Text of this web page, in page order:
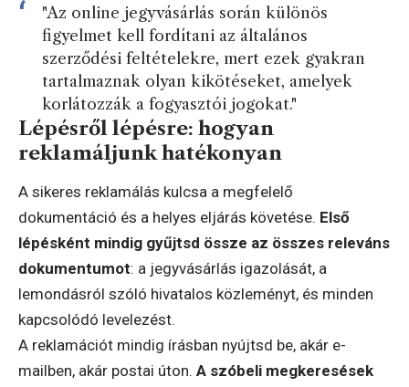
"Az online jegyvásárlás során különös
figyelmet kell fordítani az általános
szerződési feltételekre, mert ezek gyakran
tartalmaznak olyan kikötéseket, amelyek
korlátozzák a fogyasztói jogokat."
Lépésről lépésre: hogyan
reklamáljunk hatékonyan
A sikeres reklamálás kulcsa a megfelelő
dokumentáció és a helyes eljárás követése. Első
lépésként mindig gyűjtsd össze az összes releváns
dokumentumot: a jegyvásárlás igazolását, a
lemondásról szóló hivatalos közleményt, és minden
kapcsolódó levelezést.
A reklamációt mindig írásban nyújtsd be, akár e-
mailben, akár postai úton. A szóbeli megkeresések